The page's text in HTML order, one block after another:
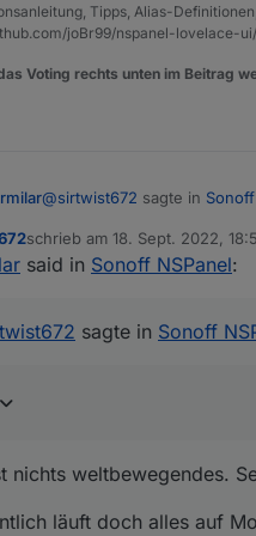
Tipps, Alias-
joBr99/nspanel-lovelace-
Voting rechts unten im Beitrag
@sirtwist672 sagte in
@armilarsaid inSonoff
@sirtwist672sagte in
ich habe schon
soweit denke ich
schrieb am 18. Sept. 2022,
zuletzt editiert von
said in Sonoff NSPanel:
sagte in Sonoff
nichts weltbewegendes.
läuft doch alles auf